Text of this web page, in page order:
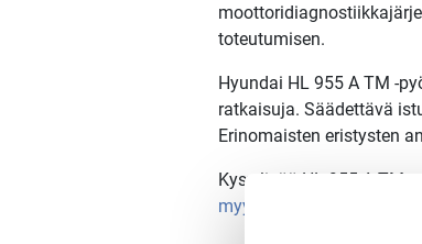
toteutumisen.
Hyundai HL 955 A TM -
ratkaisuja. Säädettävä
Erinomaisten eristysten
Kysy lisää HL 955 A TM
myyjiltä